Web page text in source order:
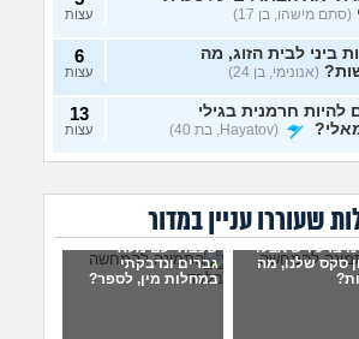
(סתם מישהו, בן 17) עצות
ביני לבית הזוג, מה
(אנונימי, בן 24)
6
עצות
להיות חרמנית בגילי
(Hayatov, בת 40)
13
עצות
18)
יחד עם הבן זוג, והוא
עליי ולא חושק בי,
(כינוי, בת 26)
9
עצות
שעוררו עניין במדור
ברע ויש אצלו
סקס שלנו, מה
שכבתי עם מלא
גברים ונדבקתי
במחלות מין, לספר?